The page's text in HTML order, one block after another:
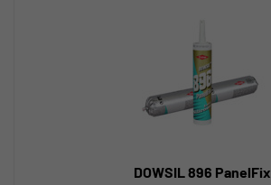
DOWSIL 896 PanelFix